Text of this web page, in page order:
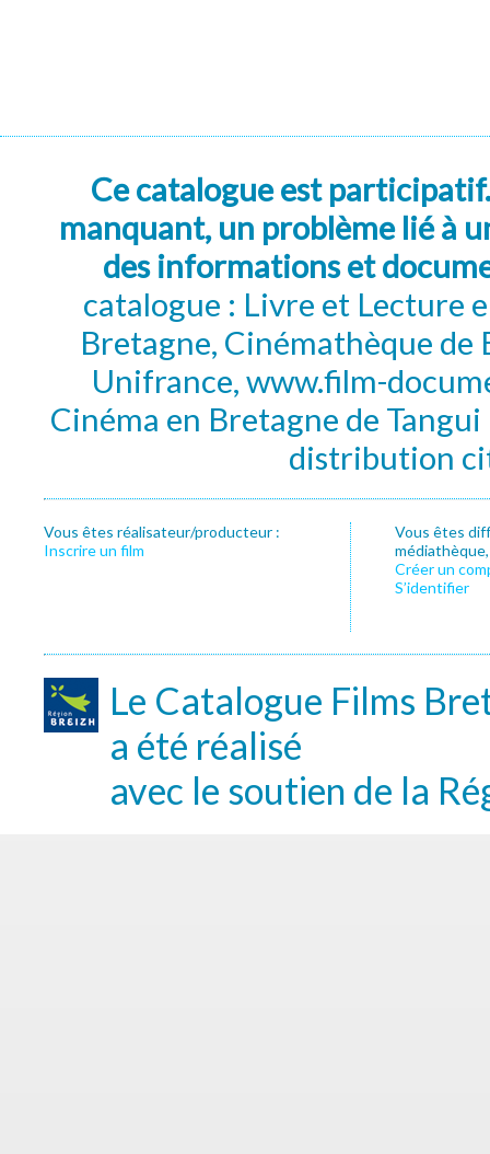
Ce catalogue est
manquant, un problème lié à
des informations et
catalogue : Livre et Lecture
Bretagne, Cinémathèque de
Unifrance, www.film-
Cinéma en Bretagne de
distribution
Vous êtes réalisateur/producteur :
Inscrire un film
Vous êtes
Créer un
S’identifier
Le Catalogue Films
a été réalisé
avec le soutien de la